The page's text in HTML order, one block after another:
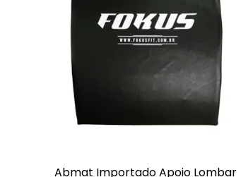
Abmat Importado Apoio Lombar